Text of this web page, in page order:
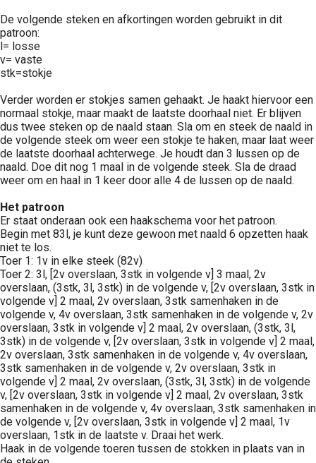
De volgende steken en afkortingen worden gebruikt in dit
patroon:
l= losse
v= vaste
stk=stokje
Verder worden er stokjes samen gehaakt. Je haakt hiervoor een
normaal stokje, maar maakt de laatste doorhaal niet. Er blijven
dus twee steken op de naald staan. Sla om en steek de naald in
de volgende steek om weer een stokje te haken, maar laat weer
de laatste doorhaal achterwege. Je houdt dan 3 lussen op de
naald. Doe dit nog 1 maal in de volgende steek. Sla de draad
weer om en haal in 1 keer door alle 4 de lussen op de naald.
Het patroon
Er staat onderaan ook een haakschema voor het patroon.
Begin met 83l, je kunt deze gewoon met naald 6 opzetten haak
niet te los.
Toer 1: 1v in elke steek (82v)
Toer 2: 3l, [2v overslaan, 3stk in volgende v] 3 maal, 2v
overslaan, (3stk, 3l, 3stk) in de volgende v, [2v overslaan, 3stk in
volgende v] 2 maal, 2v overslaan, 3stk samenhaken in de
volgende v, 4v overslaan, 3stk samenhaken in de volgende v, 2v
overslaan, 3stk in volgende v] 2 maal, 2v overslaan, (3stk, 3l,
3stk) in de volgende v, [2v overslaan, 3stk in volgende v] 2 maal,
2v overslaan, 3stk samenhaken in de volgende v, 4v overslaan,
3stk samenhaken in de volgende v, 2v overslaan, 3stk in
volgende v] 2 maal, 2v overslaan, (3stk, 3l, 3stk) in de volgende
v, [2v overslaan, 3stk in volgende v] 2 maal, 2v overslaan, 3stk
samenhaken in de volgende v, 4v overslaan, 3stk samenhaken in
de volgende v, [2v overslaan, 3stk in volgende v] 2 maal, 1v
overslaan, 1stk in de laatste v. Draai het werk.
Haak in de volgende toeren tussen de stokken in plaats van in